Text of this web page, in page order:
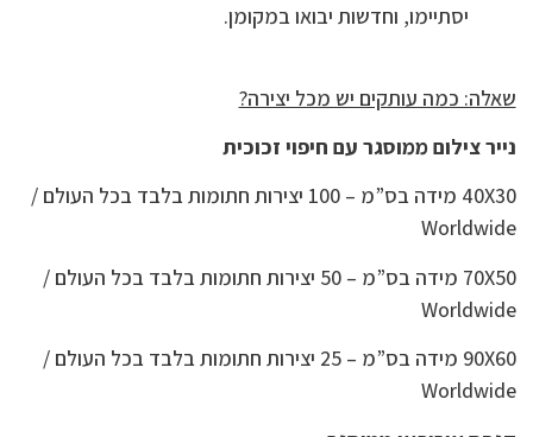
יסתיימו, וחדשות יבואו במקומן.
שאלה: כמה עותקים יש מכל יצירה?
נייר צילום ממוסגר עם חיפוי זכוכית
40X30 מידה בס”מ – 100 יצירות חתומות בלבד בכל העולם /
Worldwide
70X50 מידה בס”מ – 50 יצירות חתומות בלבד בכל העולם /
Worldwide
90X60 מידה בס”מ – 25 יצירות חתומות בלבד בכל העולם /
Worldwide